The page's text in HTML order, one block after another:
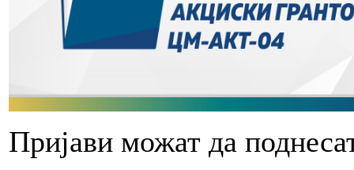
Пријави можат да